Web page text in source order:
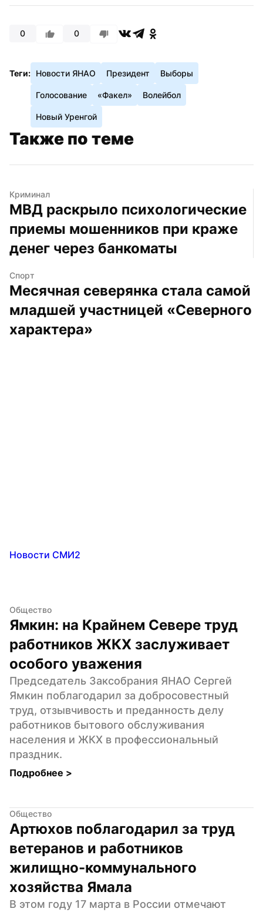
0 0
Теги: Новости ЯНАО Президент Выборы
Голосование «Факел» Волейбол
Новый Уренгой
Также по теме
Криминал
МВД раскрыло психологические
приемы мошенников при краже
денег через банкоматы
Спорт
Месячная северянка стала самой
младшей участницей «Северного
характера»
Новости СМИ2
Общество
Ямкин: на Крайнем Севере труд
работников ЖКХ заслуживает
особого уважения
Председатель Заксобрания ЯНАО Сергей
Ямкин поблагодарил за добросовестный
труд, отзывчивость и преданность делу
работников бытового обслуживания
населения и ЖКХ в профессиональный
праздник.
Подробнее >
Общество
Артюхов поблагодарил за труд
ветеранов и работников
жилищно-коммунального
хозяйства Ямала
В этом году 17 марта в России отмечают